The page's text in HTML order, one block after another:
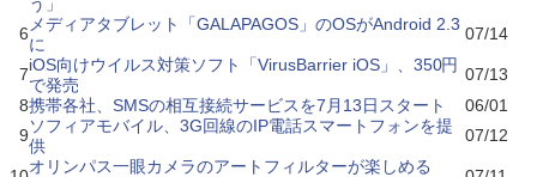
6 メディアタブレット「GALAPAGOS」のOSがAndroid 2.3
に
07/14
7iOS向けウイルス対策ソフト「VirusBarrier iOS」、350円
で発売
07/13
8携帯各社、SMSの相互接続サービスを7月13日スタート
06/01
9ソフィアモバイル、3G回線のIP電話スマートフォンを提
供
07/12
オリンパス一眼カメラのアートフィルターが楽しめる